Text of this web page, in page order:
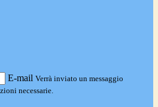
E-mail Verrà inviato un messaggio
necessarie.